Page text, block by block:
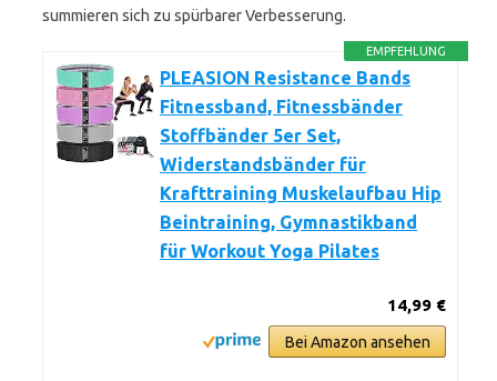
summieren sich zu spürbarer Verbesserung.
EMPFEHLUNG
PLEASION Resistance Bands
Fitnessband, Fitnessbänder
Stoffbänder 5er Set,
Widerstandsbänder für
Krafttraining Muskelaufbau Hip
Beintraining, Gymnastikband
für Workout Yoga Pilates
14,99 €
Bei Amazon ansehen